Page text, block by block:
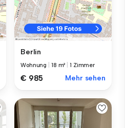
Berlin
Wohnung 18 m² |1 Zimmer
€ 985 Mehr sehen